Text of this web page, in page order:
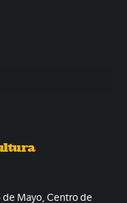
Mayo, Centro de